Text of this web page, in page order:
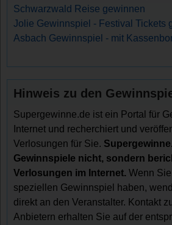
Schwarzwald Reise gewinnen
Jolie Gewinnspiel - Festival Tickets
Asbach Gewinnspiel - mit
Hinweis zu den
Supergewinne.de ist ein Portal für
Internet und recherchiert und
Verlosungen für Sie.
Gewinnspiele nicht, sondern
Verlosungen im Internet. Wenn
speziellen Gewinnspiel haben,
direkt an den Veranstalter. Kontakt
Anbietern erhalten Sie auf der